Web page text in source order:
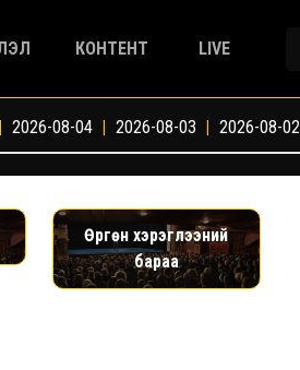
КОНТЕНТ LIVE
| 2026-08-04 | 2026-08-03 | 2026-08-02
Өргөн хэрэглээний
бараа